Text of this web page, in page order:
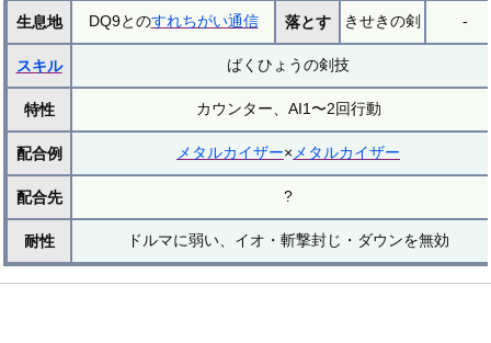
生息地 DQ9とのすれちがい通信 落とす きせきの剣 -
スキル ばくひょうの剣技
特性 カウンター、AI1〜2回行動
配合例 メタルカイザー×メタルカイザー
配合先 ?
耐性 ドルマに弱い、イオ・斬撃封じ・ダウンを無効